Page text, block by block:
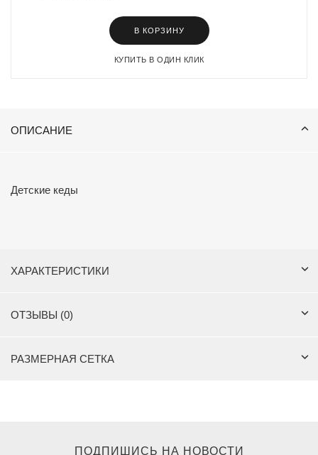
В КОРЗИНУ
КУПИТЬ В ОДИН КЛИК
ОПИСАНИЕ
Детские кеды
ХАРАКТЕРИСТИКИ
ОТЗЫВЫ (0)
РАЗМЕРНАЯ СЕТКА
ПОДПИШИСЬ НА НОВОСТИ